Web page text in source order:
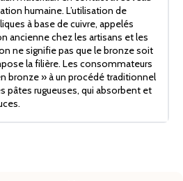
humaine. L’utilisation de
à base de cuivre, appelés
ancienne chez les artisans et les
ne signifie pas que le bronze soit
la filière. Les consommateurs
bronze » à un procédé traditionnel
pâtes rugueuses, qui absorbent et